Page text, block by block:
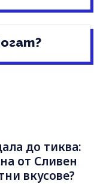
до тиква:
от Сливен
вкусове?